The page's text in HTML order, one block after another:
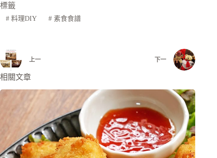
標籤
#料理DIY #素食食譜
上一 下一
相關文章